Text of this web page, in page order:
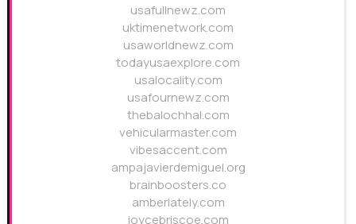
usafullnewz.com
uktimenetwork.com
usaworldnewz.com
todayusaexplore.com
usalocality.com
usafournewz.com
thebalochhal.com
vehicularmaster.com
vibesaccent.com
ampajavierdemiguel.org
brainboosters.co
amberlately.com
joycebriscoe.com